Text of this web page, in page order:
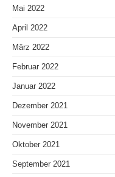
Mai 2022
April 2022
März 2022
Februar 2022
Januar 2022
Dezember 2021
November 2021
Oktober 2021
September 2021